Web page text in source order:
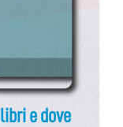
e dove